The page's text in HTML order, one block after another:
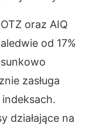
oraz AIQ
od 17%
zasługa
działające na